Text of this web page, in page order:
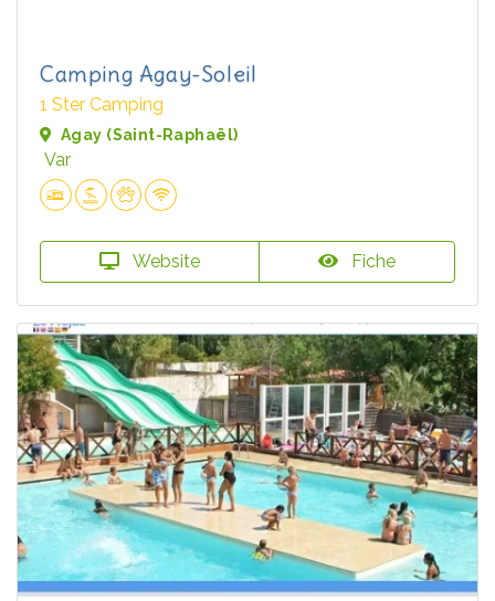
Camping Agay-Soleil
1 Ster Camping
Agay (Saint-Raphaël)
Var
Website Fiche